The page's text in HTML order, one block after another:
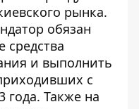
рынка.
обязан
средства
и выполнить
с
года. Также на